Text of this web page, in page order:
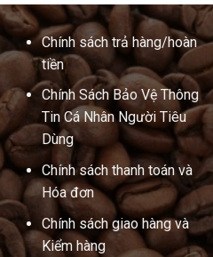
Chính sách trả hàng/hoàn
tiền
Chính Sách Bảo Vệ Thông
Tin Cá Nhân Người Tiêu
Dùng
Chính sách thanh toán và
Hóa đơn
Chính sách giao hàng và
Kiểm hàng